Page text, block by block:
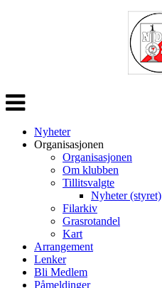
Veksle
navigasjon
Nyheter
Organisasjonen
Organisasjonen
Om klubben
Tillitsvalgte
Nyheter (styret)
Filarkiv
Grasrotandel
Kart
Arrangement
Lenker
Bli Medlem
Påmeldinger